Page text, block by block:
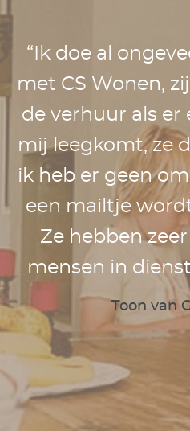
“Ik doe al
met CS Wonen,
de verhuur als er
mij leegkomt, ze
ik heb er geen
een mailtje
Ze hebben
mensen in
Toon van